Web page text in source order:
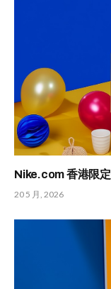
Nike.com 香港限
20 5 月, 2026